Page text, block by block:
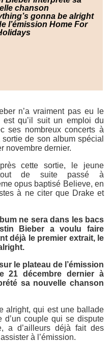
chanson
gonna be alright
l’émission Home For
n’a vraiment pas eu le
qu’il suit un emploi du
ses nombreux concerts à
de son album spécial
novembre dernier.
cette sortie, le jeune
de suite passé à
opus baptisé Believe, en
à ne citer que Drake et
ne sera dans les bacs
Bieber a voulu faire
déjà le premier extrait, le
.
le plateau de l’émission
21 décembre dernier à
sa nouvelle chanson
alright, qui est une ballade
d’un couple qui se dispute
a d’ailleurs déjà fait des
à l’émission.